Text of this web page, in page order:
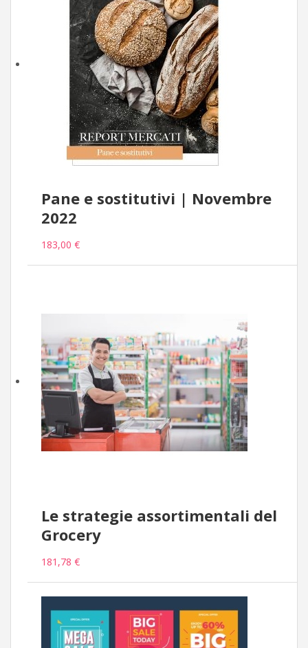
Pane e sostitutivi | Novembre
2022
183,00 €
Le strategie assortimentali del
Grocery
181,78 €